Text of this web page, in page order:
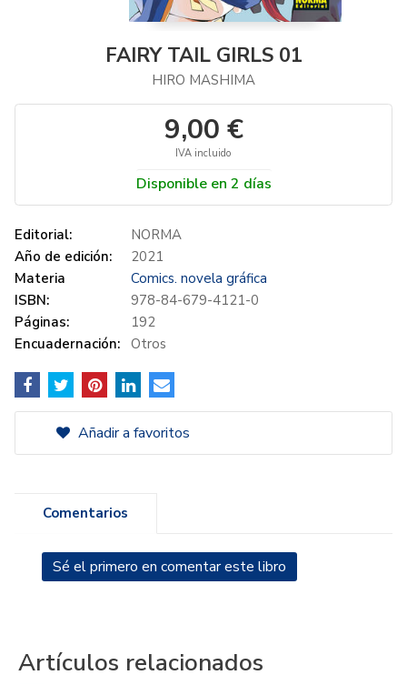
FAIRY TAIL GIRLS 01
HIRO MASHIMA
9,00 €
IVA incluido
Disponible en 2 días
Editorial:
NORMA
Año de edición:
2021
Materia
Comics. novela gráfica
ISBN:
978-84-679-4121-0
Páginas:
192
Encuadernación: Otros
Añadir a favoritos
Comentarios
Sé el primero en comentar este libro
Artículos relacionados